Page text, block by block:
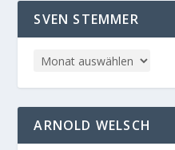
SVEN STEMMER
ARNOLD WELSCH